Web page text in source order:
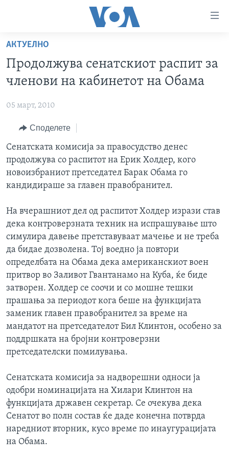
пристапност
Премини
на
главната
Премини
за
навигација
Пребарувај
РУБРИКИ
МАКЕДОНИЈА
СВЕТ
ЕКОНОМИЈА
ПОЛИТИКА
ЗДРАВЈЕ
УМЕТНОСТ И ЗАБАВА
ИНТЕРВЈУА
ДОКУМЕНТАРЦИ
АРХИВИРАНА ПРОГРАМА
NEWSFLASH - АРХИВА
ВЕСТИ ОД САД ВО МИНУТА - АРХИВА
ИЗБОРИ ВО САД 2020 - АРХИВА
ЗА НАС
Learning English
Јазици
АКТУЕЛНО
Продолжува сенатскиот распит за
членови на кабинетот на Обама
05 март, 2010
Споделете
Сенатската комисија за правосудство денес
продолжува со распитот на Ерик Холдер, кого
новоизбраниот претседател Барак Обама го
кандидираше за главен правобранител.
На вчерашниот дел од распитот Холдер изрази став
дека контроверзната техник на испрашување што
симулира давење претставуваат мачење и не треба
да бидае дозволена. Тој воедно ја повтори
определбата на Обама дека американскиот воен
притвор во Заливот Гвантанамо на Куба, ќе биде
затворен. Холдер се соочи и со мошне тешки
прашања за периодот кога беше на функцијата
заменик главен правобранител за време на
мандатот на претседателот Бил Клинтон, особено за
поддршката на бројни контроверзни
претседателски помилувања.
Сенатската комисија за надворешни односи ја
одобри номинацијата на Хилари Клинтон на
функцијата државен секретар. Се очекува дека
Сенатот во полн состав ќе даде конечна потврда
наредниот вторник, кусо време по инаугурацијата
на Обама.